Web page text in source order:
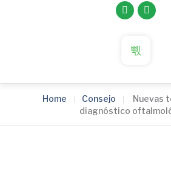
Home Consejo
Nuevas
diagnóstico